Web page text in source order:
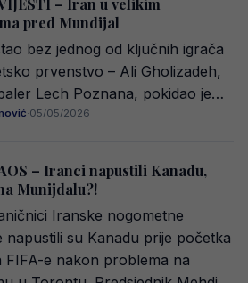
– Iran u velikim
pred Mundijal
bez jednog od ključnih igrača
prvenstvo – Ali Gholizadeh,
Lech Poznana, pokidao je…
·05/05/2026
– Iranci napustili Kanadu,
Munijdalu?!
Iranske nogometne
napustili su Kanadu prije početka
FIFA-e nakon problema na